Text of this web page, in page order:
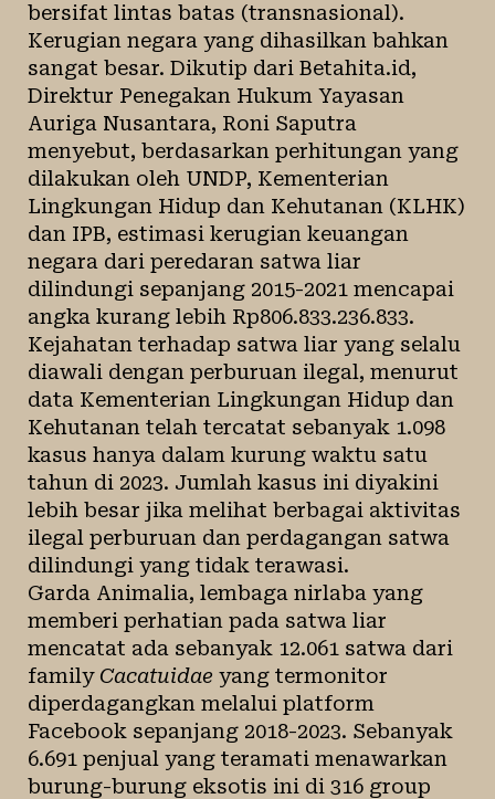
bersifat lintas batas (transnasional).
Kerugian negara yang dihasilkan bahkan
sangat besar. Dikutip dari Betahita.id,
Direktur Penegakan Hukum Yayasan
Auriga Nusantara, Roni Saputra
menyebut, berdasarkan perhitungan yang
dilakukan oleh UNDP, Kementerian
Lingkungan Hidup dan Kehutanan (KLHK)
dan IPB, estimasi kerugian keuangan
negara dari peredaran satwa liar
dilindungi sepanjang 2015-2021 mencapai
angka kurang lebih Rp806.833.236.833.
Kejahatan terhadap satwa liar yang selalu
diawali dengan perburuan ilegal, menurut
data Kementerian Lingkungan Hidup dan
Kehutanan telah tercatat sebanyak 1.098
kasus hanya dalam kurung waktu satu
tahun di 2023. Jumlah kasus ini diyakini
lebih besar jika melihat berbagai aktivitas
ilegal perburuan dan perdagangan satwa
dilindungi yang tidak terawasi.
Garda Animalia, lembaga nirlaba yang
memberi perhatian pada satwa liar
mencatat ada sebanyak 12.061 satwa dari
family Cacatuidae yang termonitor
diperdagangkan melalui platform
Facebook sepanjang 2018-2023. Sebanyak
6.691 penjual yang teramati menawarkan
burung-burung eksotis ini di 316 group